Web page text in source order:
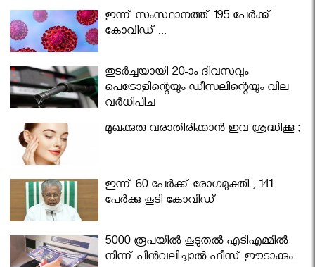
ഇന്ന് സംസ്ഥാനത്ത് 195 പേര്‍ക്ക്
കോവിഡ് ...
തുടർച്ചയായി 20-ാം ദിവസവും
പെട്രോളിന്റെയും ഡീസലിന്റെയും വില
വര്‍ധിപ്പിച്ചു
മുഖക്കുരു വരാതിരിക്കാന്‍ ഇവ ശ്രദ്ധിക്കൂ ;
ഇന്ന് 60 പേർക്ക് രോഗമുക്തി ; 141
പേര്‍ക്കു കൂടി കോവിഡ്
5000 രൂപയിൽ കൂടുതൽ എടിഎമ്മിൽ
നിന്ന് പിൻവലിച്ചാൽ ഫീസ് ഈടാക്കും..